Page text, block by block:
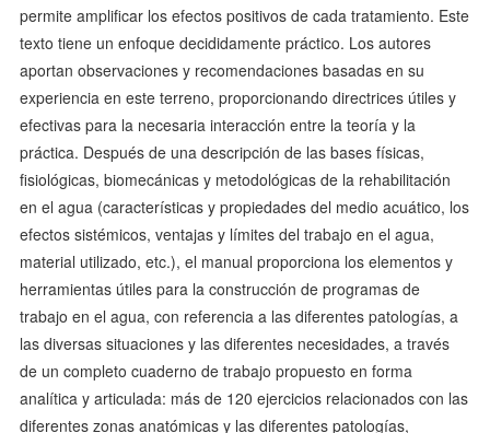
permite amplificar los efectos positivos de cada tratamiento. Este
texto tiene un enfoque decididamente práctico. Los autores
aportan observaciones y recomendaciones basadas en su
experiencia en este terreno, proporcionando directrices útiles y
efectivas para la necesaria interacción entre la teoría y la
práctica. Después de una descripción de las bases físicas,
fisiológicas, biomecánicas y metodológicas de la rehabilitación
en el agua (características y propiedades del medio acuático, los
efectos sistémicos, ventajas y límites del trabajo en el agua,
material utilizado, etc.), el manual proporciona los elementos y
herramientas útiles para la construcción de programas de
trabajo en el agua, con referencia a las diferentes patologías, a
las diversas situaciones y las diferentes necesidades, a través
de un completo cuaderno de trabajo propuesto en forma
analítica y articulada: más de 120 ejercicios relacionados con las
diferentes zonas anatómicas y las diferentes patologías,